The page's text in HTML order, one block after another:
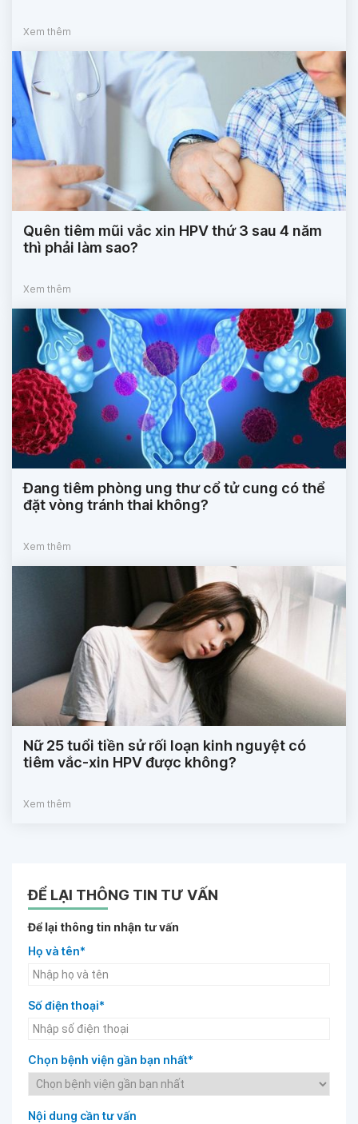
Xem thêm
Quên tiêm mũi vắc xin HPV thứ 3 sau 4 năm
thì phải làm sao?
Xem thêm
Đang tiêm phòng ung thư cổ tử cung có thể
đặt vòng tránh thai không?
Xem thêm
Nữ 25 tuổi tiền sử rối loạn kinh nguyệt có
tiêm vắc-xin HPV được không?
Xem thêm
ĐỂ LẠI THÔNG TIN TƯ VẤN
Để lại thông tin nhận tư vấn
Họ và tên*
Số điện thoại*
Chọn bệnh viện gần bạn nhất*
Nội dung cần tư vấn